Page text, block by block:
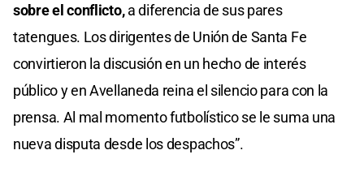
sobre el conflicto,a diferencia de sus pares
tatengues. Los dirigentes de Unión de Santa Fe
convirtieron la discusión en un hecho de interés
público y en Avellaneda reina el silencio para con la
prensa. Al mal momento futbolístico se le suma una
nueva disputa desde los despachos”.